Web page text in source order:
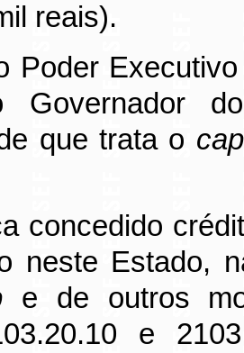
reais).
Poder
Governador
que trata o
concedido
neste Estado,
e de outros
e